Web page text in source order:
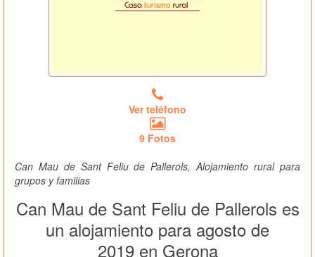
Ver teléfono
9 Fotos
Can Mau de Sant Feliu de Pallerols, Alojamiento rural para
grupos y familias
Can Mau de Sant Feliu de Pallerols es
un alojamiento para agosto de
2019 en Gerona